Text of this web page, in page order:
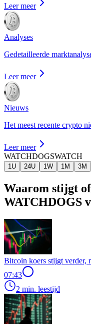
Leer meer
Analyses
Gedetailleerde
Leer meer
Nieuws
Het meest recente crypto
Leer meer
WATCHDOGSWATCH
1U 24U 1W 1M 3M
Waarom stijgt
WATCHDOGS
Bitcoin koers stijgt verder,
07:43
2 min. leestijd